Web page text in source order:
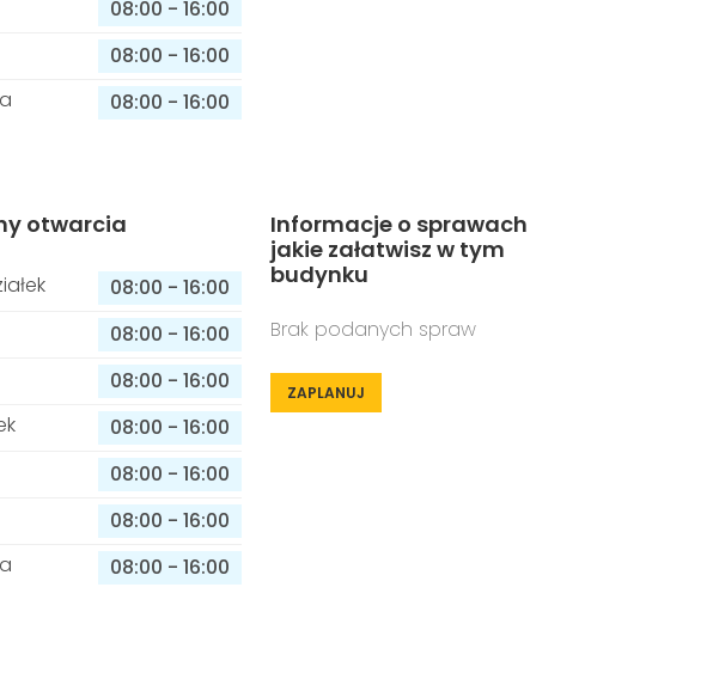
08:00 - 16:00
08:00 - 16:00
08:00 - 16:00
otwarcia
08:00 - 16:00
08:00 - 16:00
08:00 - 16:00
08:00 - 16:00
08:00 - 16:00
08:00 - 16:00
08:00 - 16:00
Informacje o sprawach
jakie załatwisz w tym
budynku
Brak podanych spraw
ZAPLANUJ